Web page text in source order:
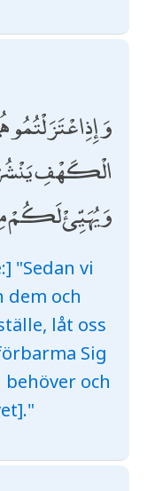
وَإِذِ
الْكَهْفِ
وَيُهَيِّئْ لَكُمْ
"Sedan vi
dem och
låt oss
Sig
behöver och